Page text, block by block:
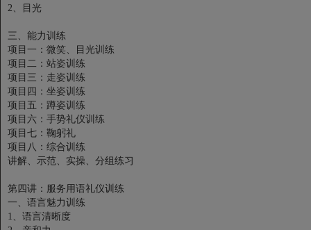
2、目光
三、能力训练
项目一：微笑、目光训练
项目二：站姿训练
项目三：走姿训练
项目四：坐姿训练
项目五：蹲姿训练
项目六：手势礼仪训练
项目七：鞠躬礼
项目八：综合训练
讲解、示范、实操、分组练习
第四讲：服务用语礼仪训练
一、语言魅力训练
1、语言清晰度